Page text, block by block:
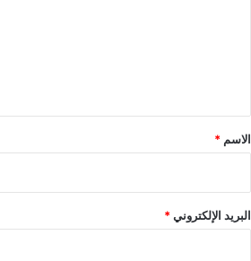
*
الاسم *
البريد الإلكتروني*